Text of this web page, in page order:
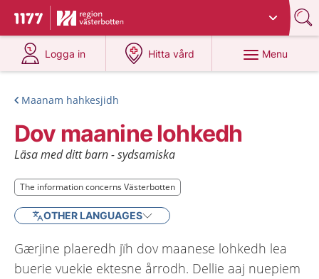
To start page for 1177
Du har valt region
Logga in
at 1177.se
Hitta vård
at 1177.se
Menu
Maanam hahkesjidh
Dov maanine lohkedh
Läsa med ditt barn - sydsamiska
The information concerns Västerbotten
The information concerns Västerbotten
OTHER LANGUAGES
Gærjine plaeredh jïh dov maanese lohkedh lea
buerie vuekie ektesne årrodh. Dellie aaj nuepiem